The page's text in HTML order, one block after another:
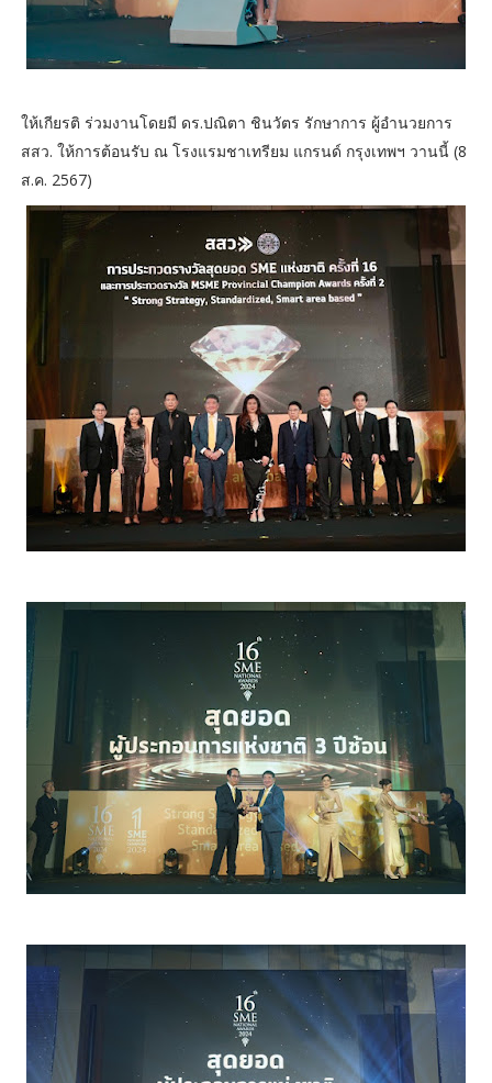
ให้เกียรติ ร่วมงานโดยมี ดร.ปณิตา ชินวัตร รักษาการ ผู้อำนวยการ
สสว. ให้การต้อนรับ ณ โรงแรมชาเทรียม แกรนด์ กรุงเทพฯ วานนี้ (8
ส.ค. 2567)